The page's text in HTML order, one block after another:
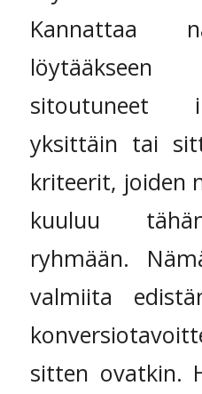
Kannattaa
sitoutuneet
yksittäin tai
kriteerit, joiden
kuuluu
ryhmään.
valmiita
sitten ovatkin.